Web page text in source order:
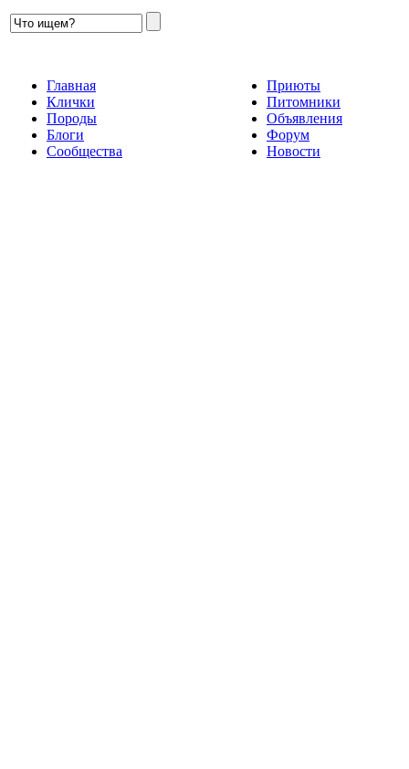
Главная
Клички
Породы
Блоги
Сообщества
Приюты
Питомники
Объявления
Форум
Новости